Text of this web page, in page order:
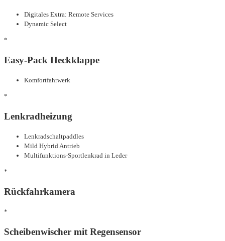
Digitales Extra: Remote Services
Dynamic Select
*
Easy-Pack Heckklappe
Komfortfahrwerk
*
Lenkradheizung
Lenkradschaltpaddles
Mild Hybrid Antrieb
Multifunktions-Sportlenkrad in Leder
*
Rückfahrkamera
*
Scheibenwischer mit Regensensor